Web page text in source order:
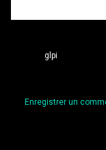
glpi
Enregistrer un